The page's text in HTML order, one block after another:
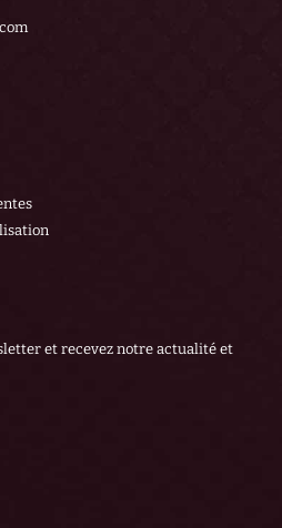
et recevez notre actualité et